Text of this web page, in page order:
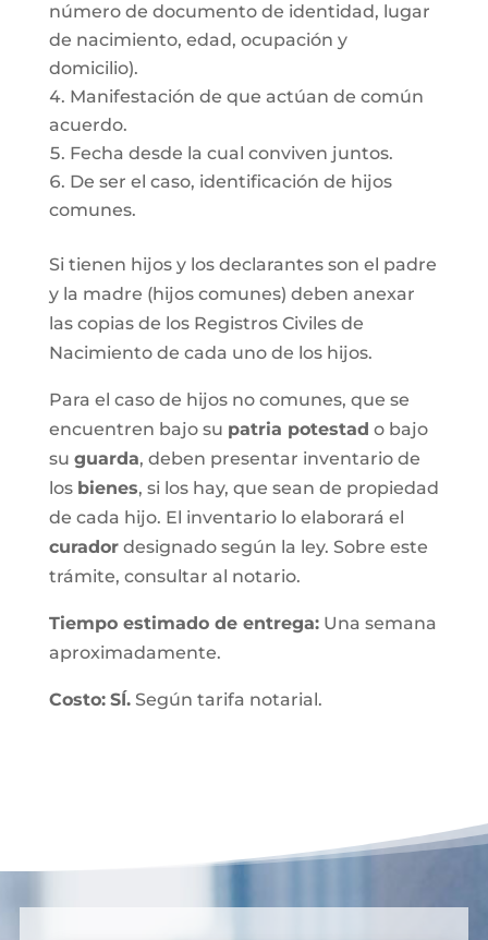
número de documento de identidad, lugar
de nacimiento, edad, ocupación y
domicilio).
Manifestación de que actúan de común
acuerdo.
Fecha desde la cual conviven juntos.
De ser el caso, identificación de hijos
comunes.
Si tienen hijos y los declarantes son el padre
y la madre (hijos comunes) deben anexar
las copias de los Registros Civiles de
Nacimiento de cada uno de los hijos.
Para el caso de hijos no comunes, que se
encuentren bajo su patria potestad o bajo
su guarda, deben presentar inventario de
los bienes, si los hay, que sean de propiedad
de cada hijo. El inventario lo elaborará el
curadordesignado según la ley. Sobre este
trámite, consultar al notario.
Tiempo estimado de entrega:Una semana
aproximadamente.
Costo: SÍ.Según tarifa notarial.